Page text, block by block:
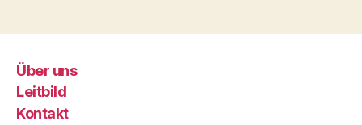
Über uns
Leitbild
Kontakt